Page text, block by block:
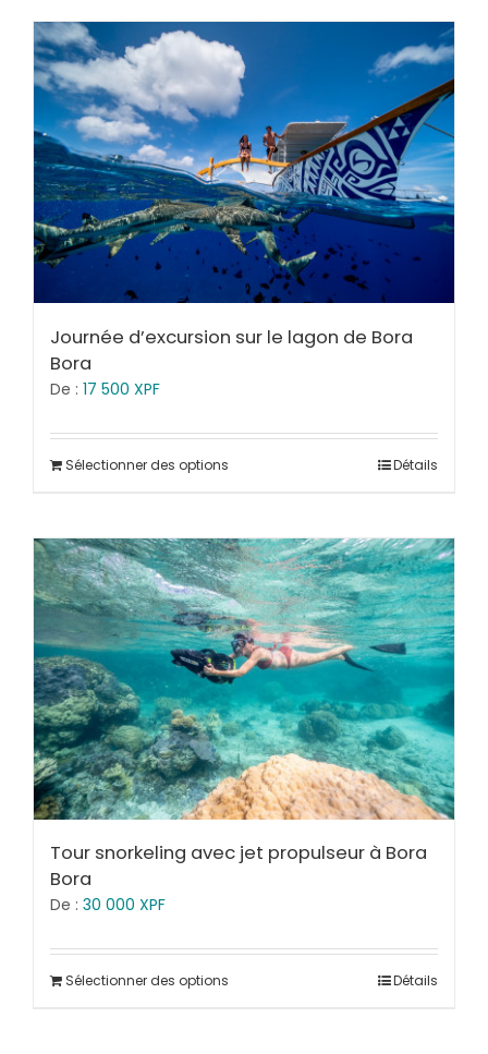
Journée d’excursion sur le lagon de Bora
Bora
De : 17 500 XPF
Sélectionner des options Détails
Tour snorkeling avec jet propulseur à Bora
Bora
De : 30 000 XPF
Sélectionner des options Détails